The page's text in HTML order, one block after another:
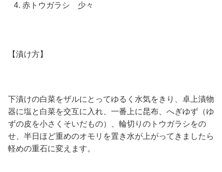
赤トウガラシ 少々
【漬け方】
下漬けの白菜をザルにとってゆるく水気をきり、卓上漬物
器に塩と白菜を交互に入れ、一番上に昆布、へぎゆず（ゆ
ずの皮を小さくそいだもの）、輪切りのトウガラシをの
せ、半日ほど重めのオモリを置き水が上がってきましたら
軽めの重石に変えます。